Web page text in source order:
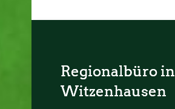
Regionalbüro in
Witzenhausen